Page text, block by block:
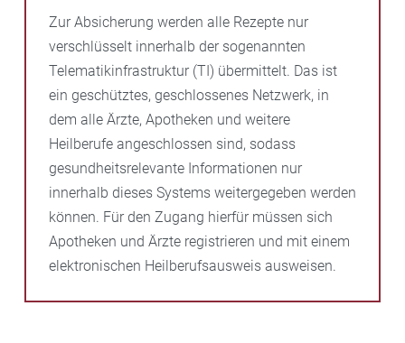
Zur Absicherung werden alle Rezepte nur
verschlüsselt innerhalb der sogenannten
Telematikinfrastruktur (TI) übermittelt. Das ist
ein geschütztes, geschlossenes Netzwerk, in
dem alle Ärzte, Apotheken und weitere
Heilberufe angeschlossen sind, sodass
gesundheitsrelevante Informationen nur
innerhalb dieses Systems weitergegeben werden
können. Für den Zugang hierfür müssen sich
Apotheken und Ärzte registrieren und mit einem
elektronischen Heilberufsausweis ausweisen.